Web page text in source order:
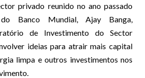
privado reunido no ano passado
Banco Mundial, Ajay Banga,
de Investimento do Sector
ideias para atrair mais capital
limpa e outros investimentos nos